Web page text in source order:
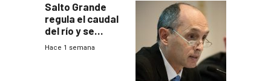
Salto Grande
regula el caudal
del río y se
prepara para un
Hace 1 semana